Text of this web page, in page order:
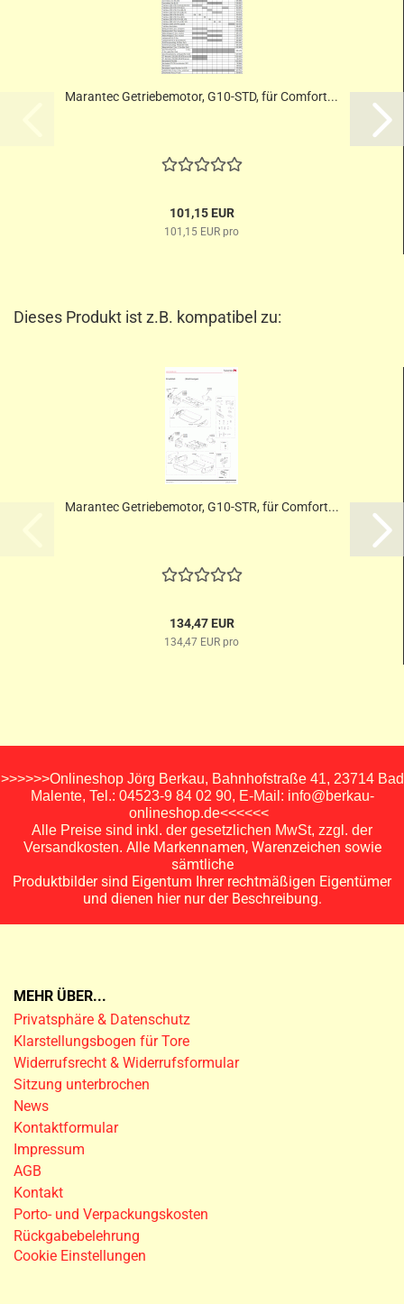
Marantec Getriebemotor, G10-STD, für Comfort...
101,15 EUR
101,15 EUR pro
Dieses Produkt ist z.B. kompatibel zu:
Marantec Getriebemotor, G10-STR, für Comfort...
134,47 EUR
134,47 EUR pro
>>>>>>Onlineshop Jörg Berkau, Bahnhofstraße 41, 23714 Bad
Malente, Tel.: 04523-9 84 02 90, E-Mail: info@berkau-
onlineshop.de<<<<<<
Alle Preise sind inkl. der gesetzlichen MwSt, zzgl. der
Versandkosten. Alle Markennamen, Warenzeichen sowie
sämtliche
Produktbilder sind Eigentum Ihrer rechtmäßigen Eigentümer
und dienen hier nur der Beschreibung.
MEHR ÜBER...
Privatsphäre & Datenschutz
Klarstellungsbogen für Tore
Widerrufsrecht & Widerrufsformular
Sitzung unterbrochen
News
Kontaktformular
Impressum
AGB
Kontakt
Porto- und Verpackungskosten
Rückgabebelehrung
Cookie Einstellungen